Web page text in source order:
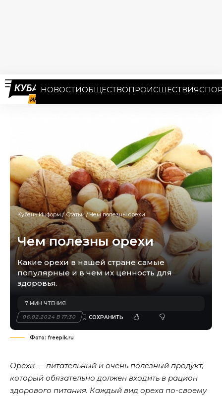
НОВОСТИОБЩЕСТВОПРОИСШЕСТВИЯ
Кубань Информ/Статьи/ Чем полезны орехи
Чем полезны орехи
Какие орехи в нашей стране самые
популярные и в чем их ценность для
здоровья.
06.02.2024 В 17:30
7 МИН ЧТЕНИЯ
Фото: freepik.ru
Орехи — питательный и очень полезный продукт,
который обязательно должен входить в рацион
здорового питания. Каждый вид ореха по-своему